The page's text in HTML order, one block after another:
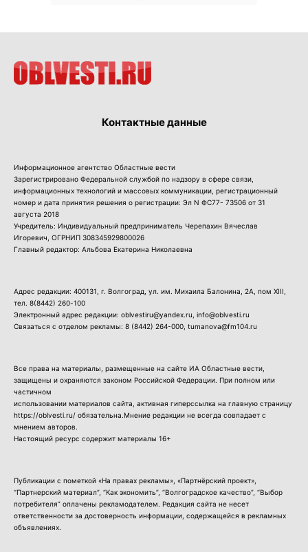
Контактные данные
Информационное агентство Областные вести
Зарегистрировано Федеральной службой по надзору в сфере связи,
информационных технологий и массовых коммуникации, регистрационный
номер и дата принятия решения о регистрации: Эл N ФС77- 73506 от 31
августа 2018
Учредитель: Индивидуальный предприниматель Черепахин Вячеслав
Игоревич, ОГРНИП 308345929800026
Главный редактор: Альбова Екатерина Николаевна
Адрес редакции: 400131, г. Волгоград, ул. им. Михаила Балонина, 2А, пом XIII,
тел. 8(8442) 260-100
Электронный адрес редакции: oblvestiru@yandex.ru, info@oblvesti.ru
Связаться с отделом рекламы: 8 (8442) 264-000 , tumanova@fm104.ru
Все права на материалы, размещенные на сайте ИА Областные вести,
защищены и охраняются законом Российской Федерации. При полном или
частичном
использовании материалов сайта, активная гиперссылка на главную страницу
https://oblvesti.ru/ обязательна.Мнение редакции не всегда совпадает с
мнением авторов.
Настоящий ресурс содержит материалы 16+
Публикации с пометкой «На правах рекламы», «Партнёрский проект»,
“Партнерский материал”, “Как экономить”, “Волгоградское качество”, “Выбор
потребителя” оплачены рекламодателем. Редакция сайта не несет
ответственности за достоверность информации, содержащейся в рекламных
объявлениях.